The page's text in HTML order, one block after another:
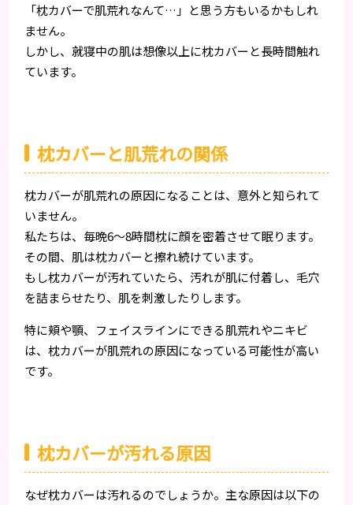
「枕カバーで肌荒れなんて…」と思う方もいるかもしれ
ません。
しかし、就寝中の肌は想像以上に枕カバーと長時間触れ
ています。
枕カバーと肌荒れの関係
枕カバーが肌荒れの原因になることは、意外と知られて
いません。
私たちは、毎晩6〜8時間枕に顔を密着させて眠ります。
その間、肌は枕カバーと擦れ続けています。
もし枕カバーが汚れていたら、汚れが肌に付着し、毛穴
を詰まらせたり、肌を刺激したりします。
特に頬や顎、フェイスラインにできる肌荒れやニキビ
は、枕カバーが肌荒れの原因になっている可能性が高い
です。
枕カバーが汚れる原因
なぜ枕カバーは汚れるのでしょうか。主な原因は以下の